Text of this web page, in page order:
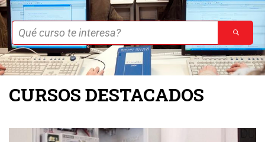
CURSOS DESTACADOS